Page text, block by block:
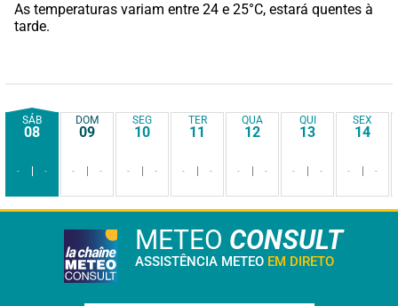
As temperaturas variam entre 24 e 25°C, estará quentes à
tarde.
SÁB
08
- -
DOM
09
- -
SEG
10
- -
TER
11
- -
QUA
12
- -
QUI
13
- -
SEX
14
- -
METEO CONSULT
ASSISTÊNCIA METEO EM DIRETO